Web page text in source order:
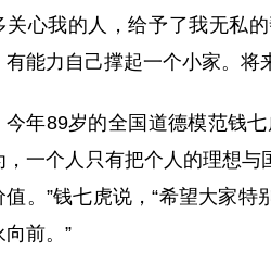
关心我的人，给予了我无私
有能力自己撑起一个小家。将
今年89岁的全国道德模范钱
，一个人只有把个人的理想
值。”钱七虎说，“希望大家
向前。”